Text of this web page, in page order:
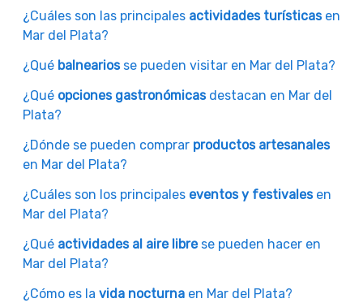
¿Cuáles son las principales actividades turísticasen
Mar del Plata?
¿Qué balneariosse pueden visitar en Mar del Plata?
¿Qué opciones gastronómicasdestacan en Mar del
Plata?
¿Dónde se pueden comprar productos artesanales
en Mar del Plata?
¿Cuáles son los principales eventos y festivalesen
Mar del Plata?
¿Qué actividades al aire librese pueden hacer en
Mar del Plata?
¿Cómo es la vida nocturna en Mar del Plata?